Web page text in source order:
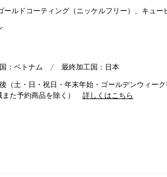
ールドコーティング（ニッケルフリー）、キュー
：ベトナム / 最終加工国：日本
（土・日・祝日・年末年始・ゴールデンウィーク
また予約商品を除く）
詳しくはこちら